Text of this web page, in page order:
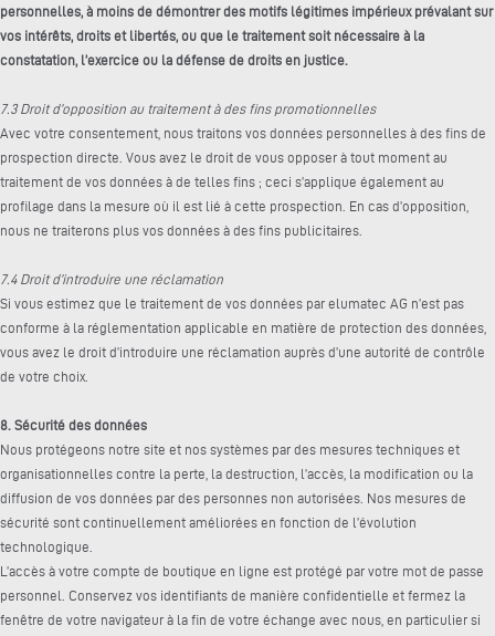
personnelles, à moins de démontrer des motifs légitimes impérieux prévalant sur
vos intérêts, droits et libertés, ou que le traitement soit nécessaire à la
constatation, l’exercice ou la défense de droits en justice.
7.3 Droit d’opposition au traitement à des fins promotionnelles
Avec votre consentement, nous traitons vos données personnelles à des fins de
prospection directe. Vous avez le droit de vous opposer à tout moment au
traitement de vos données à de telles fins ; ceci s’applique également au
profilage dans la mesure où il est lié à cette prospection. En cas d’opposition,
nous ne traiterons plus vos données à des fins publicitaires.
7.4 Droit d’introduire une réclamation
Si vous estimez que le traitement de vos données par elumatec AG n’est pas
conforme à la réglementation applicable en matière de protection des données,
vous avez le droit d’introduire une réclamation auprès d’une autorité de contrôle
de votre choix.
8. Sécurité des données
Nous protégeons notre site et nos systèmes par des mesures techniques et
organisationnelles contre la perte, la destruction, l’accès, la modification ou la
diffusion de vos données par des personnes non autorisées. Nos mesures de
sécurité sont continuellement améliorées en fonction de l’évolution
technologique.
L’accès à votre compte de boutique en ligne est protégé par votre mot de passe
personnel. Conservez vos identifiants de manière confidentielle et fermez la
fenêtre de votre navigateur à la fin de votre échange avec nous, en particulier si